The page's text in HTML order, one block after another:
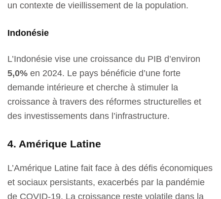
un contexte de vieillissement de la population.
Indonésie
L’Indonésie vise une croissance du PIB d’environ
5,0% en 2024. Le pays bénéficie d’une forte
demande intérieure et cherche à stimuler la
croissance à travers des réformes structurelles et
des investissements dans l’infrastructure.
4. Amérique Latine
L’Amérique Latine fait face à des défis économiques
et sociaux persistants, exacerbés par la pandémie
de COVID-19. La croissance reste volatile dans la